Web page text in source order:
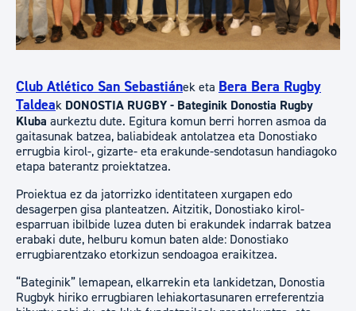
Club Atlético San Sebastiánek eta Bera Bera Rugby
Taldeak DONOSTIA RUGBY - Bateginik Donostia Rugby
Kluba aurkeztu dute. Egitura komun berri horren asmoa da
gaitasunak batzea, baliabideak antolatzea eta Donostiako
errugbia kirol-, gizarte- eta erakunde-sendotasun handiagoko
etapa baterantz proiektatzea.
Proiektua ez da jatorrizko identitateen xurgapen edo
desagerpen gisa planteatzen. Aitzitik, Donostiako kirol-
esparruan ibilbide luzea duten bi erakundek indarrak batzea
erabaki dute, helburu komun baten alde: Donostiako
errugbiarentzako etorkizun sendoagoa eraikitzea.
“Bateginik” lemapean, elkarrekin eta lankidetzan, Donostia
Rugbyk hiriko errugbiaren lehiakortasunaren erreferentzia